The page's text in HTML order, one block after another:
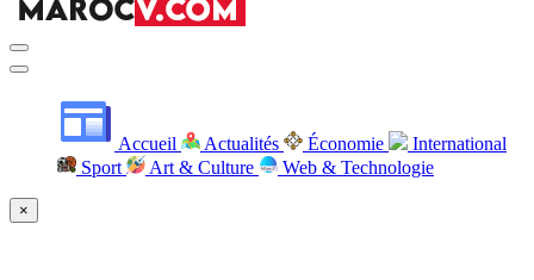
Accueil Actualités Économie
International
Sport
Art & Culture Web & Technologie
×